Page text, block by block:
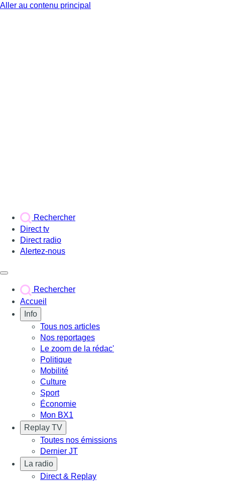
Aller au contenu principal
Rechercher
Direct tv
Direct radio
Alertez-nous
Rechercher
Accueil
Info
Tous nos articles
Nos reportages
Le zoom de la rédac'
Politique
Mobilité
Culture
Sport
Économie
Mon BX1
Replay TV
Toutes nos émissions
Dernier JT
La radio
Direct & Replay